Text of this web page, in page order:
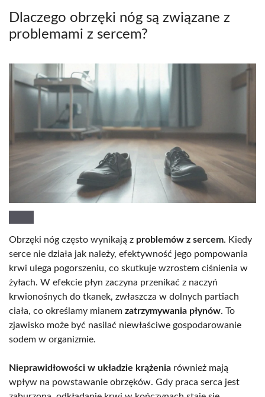
Dlaczego obrzęki nóg są związane z
problemami z sercem?
Obrzęki nóg często wynikają z problemów z sercem. Kiedy
serce nie działa jak należy, efektywność jego pompowania
krwi ulega pogorszeniu, co skutkuje wzrostem ciśnienia w
żyłach. W efekcie płyn zaczyna przenikać z naczyń
krwionośnych do tkanek, zwłaszcza w dolnych partiach
ciała, co określamy mianem zatrzymywania płynów. To
zjawisko może być nasilać niewłaściwe gospodarowanie
sodem w organizmie.
Nieprawidłowości w układzie krążenia również mają
wpływ na powstawanie obrzęków. Gdy praca serca jest